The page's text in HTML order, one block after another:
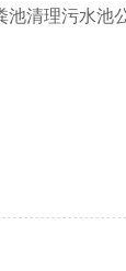
池清理污水池